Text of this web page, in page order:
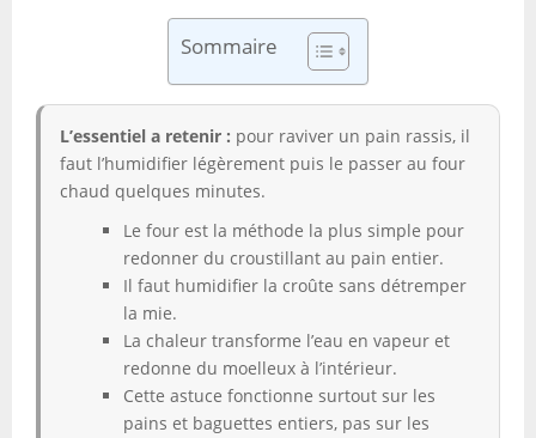
Sommaire
L’essentiel a retenir : pour raviver un pain rassis, il
faut l’humidifier légèrement puis le passer au four
chaud quelques minutes.
Le four est la méthode la plus simple pour
redonner du croustillant au pain entier.
Il faut humidifier la croûte sans détremper
la mie.
La chaleur transforme l’eau en vapeur et
redonne du moelleux à l’intérieur.
Cette astuce fonctionne surtout sur les
pains et baguettes entiers, pas sur les